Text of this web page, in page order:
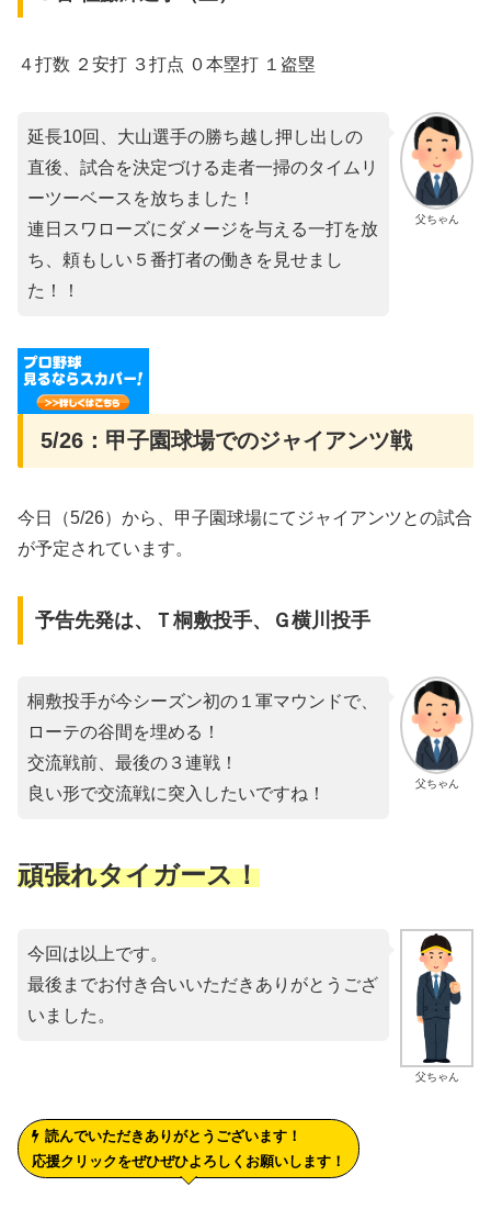
４打数 ２安打 ３打点 ０本塁打 １盗塁
父ちゃん
延長10回、大山選手の勝ち越し押し出しの
直後、試合を決定づける走者一掃のタイムリ
ーツーベースを放ちました！
連日スワローズにダメージを与える一打を放
ち、頼もしい５番打者の働きを見せまし
た！！
5/26：甲子園球場でのジャイアンツ戦
今日（5/26）から、甲子園球場にてジャイアンツとの試合
が予定されています。
予告先発は、Ｔ桐敷投手、Ｇ横川投手
父ちゃん
桐敷投手が今シーズン初の１軍マウンドで、
ローテの谷間を埋める！
交流戦前、最後の３連戦！
良い形で交流戦に突入したいですね！
頑張れタイガース！
父ちゃん
今回は以上です。
最後までお付き合いいただきありがとうござ
いました。
読んでいただきありがとうございます！
応援クリックをぜひぜひよろしくお願いします！